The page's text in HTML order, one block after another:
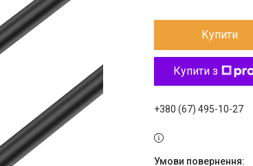
Купити
Купити з
+380 (67) 495-10-27